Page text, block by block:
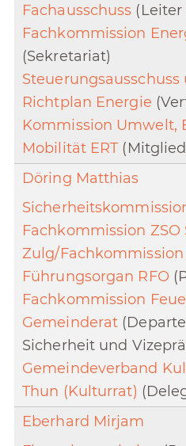
Fachausschuss
Fachkommission
(Sekretariat)
Richtplan Energie
Kommission Umwelt,
Mobilität ERT
Döring Matthias
Fachkommission
Zulg/
Führungsorgan RFO
Fachkommission
Gemeinderat
Sicherheit und
Gemeindeverband
Thun (Kulturrat)
Eberhard Mirjam